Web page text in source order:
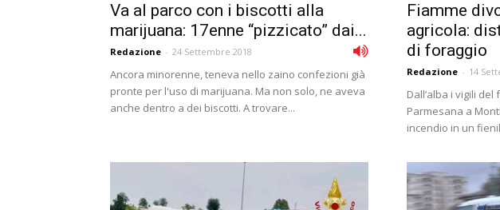
Va al parco con i biscotti alla
marijuana: 17enne “pizzicato” dai...
Redazione - 24 Settembre 2018
Ancora minorenne, teneva nello zaino confezioni già
pronte per l'uso di marijuana. Ma non solo, ne aveva
anche dentro a dei biscotti. A trovare...
Fiamme
agricola:
di foraggio
Redazione - 14
Dall’alba i vigili
Parmesana a
incendio in un